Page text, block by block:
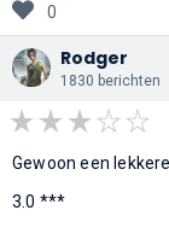
0
Rodger
1830 berichten
Gewoon een
3.0 ***